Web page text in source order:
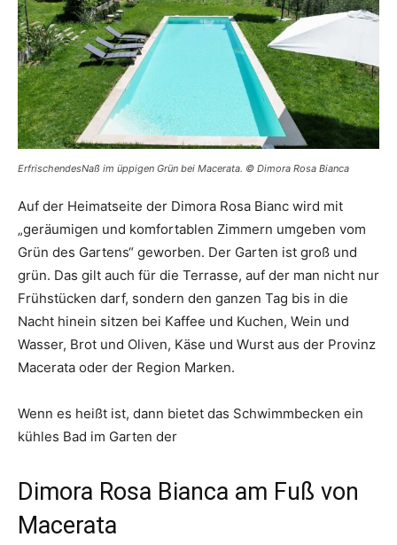
ErfrischendesNaß im üppigen Grün bei Macerata. © Dimora Rosa Bianca
Auf der Heimatseite der Dimora Rosa Bianc wird mit
„geräumigen und komfortablen Zimmern umgeben vom
Grün des Gartens“ geworben. Der Garten ist groß und
grün. Das gilt auch für die Terrasse, auf der man nicht nur
Frühstücken darf, sondern den ganzen Tag bis in die
Nacht hinein sitzen bei Kaffee und Kuchen, Wein und
Wasser, Brot und Oliven, Käse und Wurst aus der Provinz
Macerata oder der Region Marken.
Wenn es heißt ist, dann bietet das Schwimmbecken ein
kühles Bad im Garten der
Dimora Rosa Bianca am Fuß von
Macerata